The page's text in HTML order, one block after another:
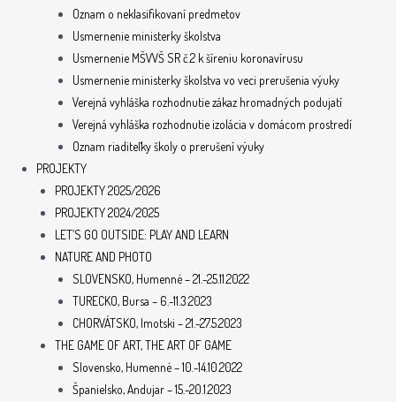
Oznam o neklasifikovaní predmetov
Usmernenie ministerky školstva
Usmernenie MŠVVŠ SR č.2 k šíreniu koronavírusu
Usmernenie ministerky školstva vo veci prerušenia výuky
Verejná vyhláška rozhodnutie zákaz hromadných podujatí
Verejná vyhláška rozhodnutie izolácia v domácom prostredí
Oznam riaditeľky školy o prerušení výuky
PROJEKTY
PROJEKTY 2025/2026
PROJEKTY 2024/2025
LET’S GO OUTSIDE: PLAY AND LEARN
NATURE AND PHOTO
SLOVENSKO, Humenné – 21.-25.11.2022
TURECKO, Bursa – 6.-11.3.2023
CHORVÁTSKO, Imotski – 21.-27.5.2023
THE GAME OF ART, THE ART OF GAME
Slovensko, Humenné – 10.-14.10.2022
Španielsko, Andujar – 15.-20.1.2023